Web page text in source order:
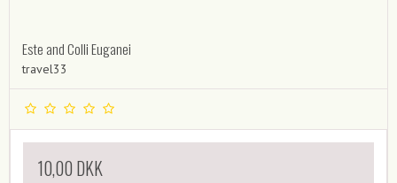
Este and Colli Euganei
travel33
10,00 DKK